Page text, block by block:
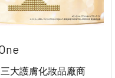
大護膚化妝品廠商